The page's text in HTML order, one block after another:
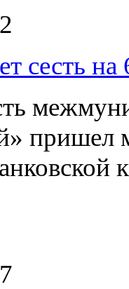
сесть
пришел